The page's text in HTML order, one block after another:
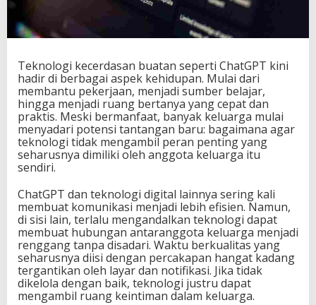
Teknologi kecerdasan buatan seperti ChatGPT kini
hadir di berbagai aspek kehidupan. Mulai dari
membantu pekerjaan, menjadi sumber belajar,
hingga menjadi ruang bertanya yang cepat dan
praktis. Meski bermanfaat, banyak keluarga mulai
menyadari potensi tantangan baru: bagaimana agar
teknologi tidak mengambil peran penting yang
seharusnya dimiliki oleh anggota keluarga itu
sendiri.
ChatGPT dan teknologi digital lainnya sering kali
membuat komunikasi menjadi lebih efisien. Namun,
di sisi lain, terlalu mengandalkan teknologi dapat
membuat hubungan antaranggota keluarga menjadi
renggang tanpa disadari. Waktu berkualitas yang
seharusnya diisi dengan percakapan hangat kadang
tergantikan oleh layar dan notifikasi. Jika tidak
dikelola dengan baik, teknologi justru dapat
mengambil ruang keintiman dalam keluarga.